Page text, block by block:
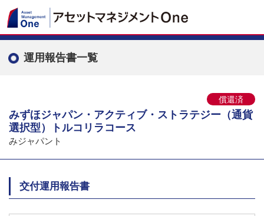
運用報告書一覧
償還済
みずほジャパン・アクティブ・ストラテジー（通貨
選択型）トルコリラコース
みジャパント
交付運用報告書